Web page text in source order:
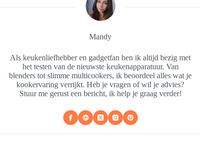
Mandy
Als keukenliefhebber en gadgetfan ben ik altijd bezig met
het testen van de nieuwste keukenapparatuur. Van
blenders tot slimme multicookers, ik beoordeel alles wat je
kookervaring verrijkt. Heb je vragen of wil je advies?
Stuur me gerust een bericht, ik help je graag verder!